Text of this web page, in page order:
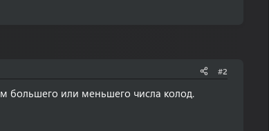
#2
большего или меньшего числа колод.